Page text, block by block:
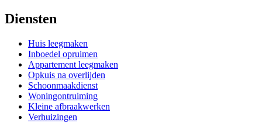
Diensten
Huis leegmaken
Inboedel opruimen
Appartement leegmaken
Opkuis na overlijden
Schoonmaakdienst
Woningontruiming
Kleine afbraakwerken
Verhuizingen